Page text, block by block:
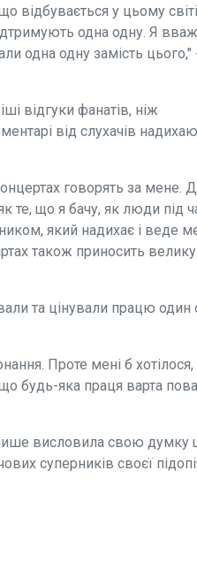
відбувається у цьому
одна одну. Я
одна одну замість цього,"
відгуки фанатів, ніж
від слухачів
говорять за мене.
те, що я бачу, як люди під
який надихає і веде
також приносить велику
та цінували працю один
Проте мені б
будь-яка праця варта
висловила свою думку
суперників своєї